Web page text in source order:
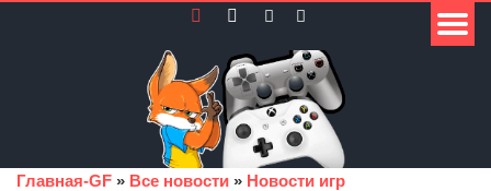
Главная-GF » Все новости » Новости игр